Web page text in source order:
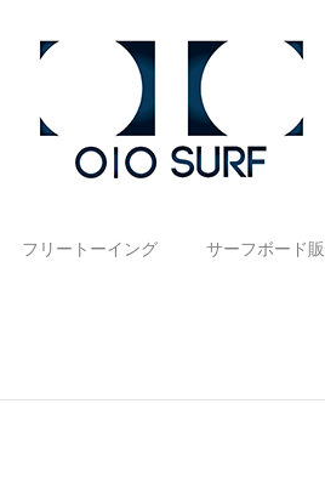
フリートーイング サーフボード